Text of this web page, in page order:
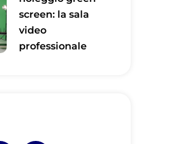
screen: la sala
video
professionale